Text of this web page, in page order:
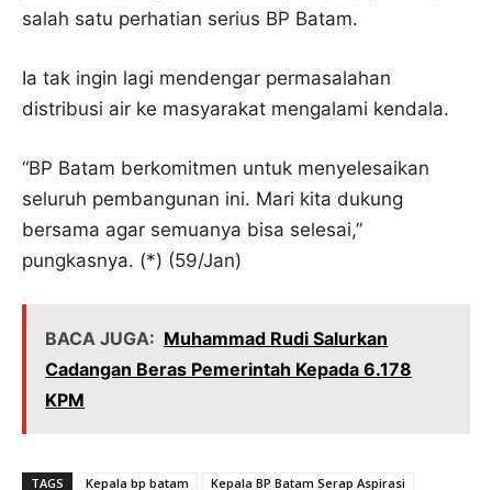
salah satu perhatian serius BP Batam.
Ia tak ingin lagi mendengar permasalahan
distribusi air ke masyarakat mengalami kendala.
“BP Batam berkomitmen untuk menyelesaikan
seluruh pembangunan ini. Mari kita dukung
bersama agar semuanya bisa selesai,”
pungkasnya. (*) (59/Jan)
BACA JUGA: Muhammad Rudi Salurkan
Cadangan Beras Pemerintah Kepada 6.178
KPM
TAGS Kepala bp batam
Kepala BP Batam Serap Aspirasi